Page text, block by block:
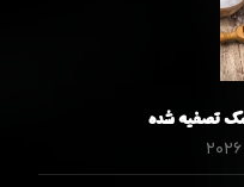
تصفیه شده